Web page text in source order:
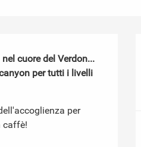
cuore del Verdon...
per tutti i livelli
per
caffè!